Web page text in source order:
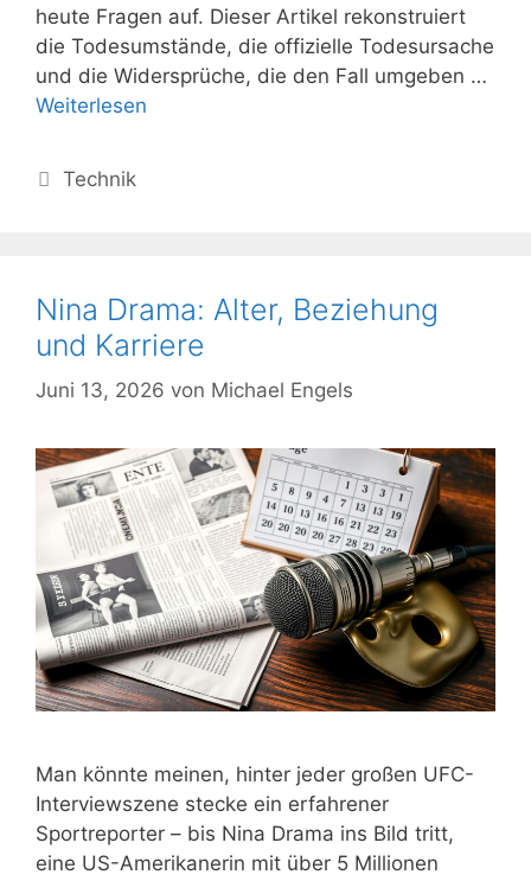
heute Fragen auf. Dieser Artikel rekonstruiert
die Todesumstände, die offizielle Todesursache
und die Widersprüche, die den Fall umgeben …
Weiterlesen
Kategorien
Technik
Nina Drama: Alter, Beziehung
und Karriere
Juni 13, 2026 von Michael Engels
Man könnte meinen, hinter jeder großen UFC-
Interviewszene stecke ein erfahrener
Sportreporter – bis Nina Drama ins Bild tritt,
eine US-Amerikanerin mit über 5 Millionen